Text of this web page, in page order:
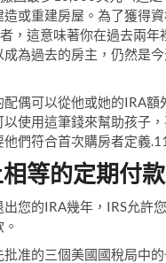
造或重建房屋。為了獲得
，這意味著你在過去兩年
成為過去的房主，仍然是
偶可以從他或她的IRA額
使用這筆錢來幫助孩子
們符合首次購房者定義.11
等的定期付款
您的IRA幾年，IRS允許
准的三個美國國稅局中